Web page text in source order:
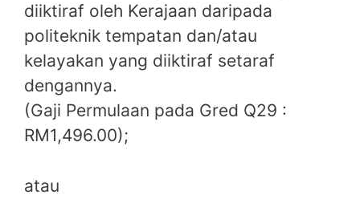
diiktiraf oleh Kerajaan daripada
politeknik tempatan dan/atau
kelayakan yang diiktiraf setaraf
dengannya.
(Gaji Permulaan pada Gred Q29 :
RM1,496.00);
atau